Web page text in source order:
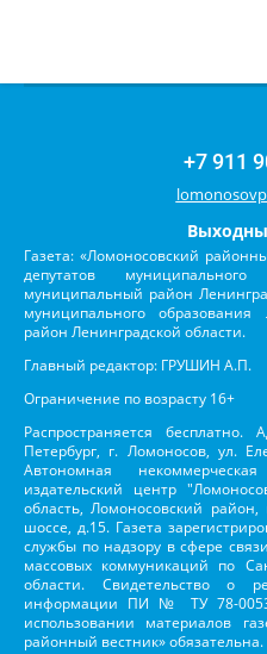
+7 911
Газета: «Ломоносовский
депутатов
муниципальный район
муниципального
район Ленинградской области.
Главный редактор: ГРУШИН А.П.
Ограничение по возрасту 16+
Распространяется
Петербург, г. Ломоносов, ул.
Автономная
издательский центр
область, Ломоносовский
шоссе, д.15. Газета
службы по надзору в сфере
массовых коммуникаций по
области. Свидетельство о
информации ПИ № ТУ 78-
использовании материалов
районный вестник» обязательна.